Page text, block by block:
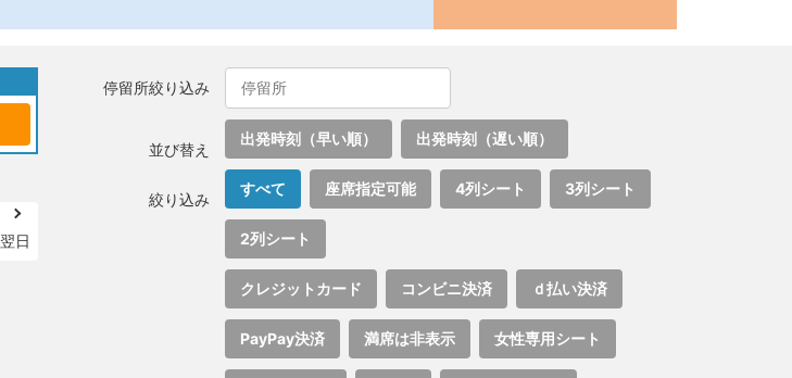
翌日
停留所絞り込み
並び替え
出発時刻（早い順） 出発時刻（遅い順）
絞り込み
すべて 座席指定可能 4列シート 3列シート
2列シート
クレジットカード コンビニ決済 ｄ払い決済
PayPay決済 満席は非表示 女性専用シート